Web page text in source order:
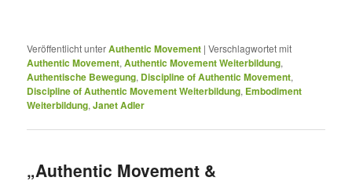
Veröffentlicht unterAuthentic Movement |Verschlagwortet mit
Authentic Movement,Authentic Movement Weiterbildung,
Authentische Bewegung, Discipline of Authentic Movement,
Discipline of Authentic Movement Weiterbildung, Embodiment
Weiterbildung,Janet Adler
„Authentic Movement &